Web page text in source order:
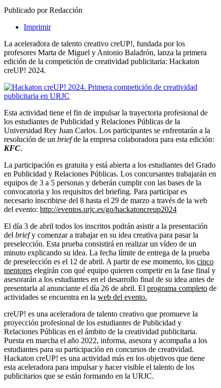
Publicado por Redacción
Imprimir
La aceleradora de talento creativo creUP!, fundada por los
profesores Marta de Miguel y Antonio Baladrón, lanza la primera
edición de la competición de creatividad publicitaria: Hackaton
creUP! 2024.
Esta actividad tiene el fin de impulsar la trayectoria profesional de
los estudiantes de Publicidad y Relaciones Públicas de la
Universidad Rey Juan Carlos. Los participantes se enfrentarán a la
resolución de un briefde la empresa colaboradora para esta edición:
KFC.
La participación es gratuita y está abierta a los estudiantes del Grado
en Publicidad y Relaciones Públicas. Los concursantes trabajarán en
equipos de 3 a 5 personas y deberán cumplir con las bases de la
convocatoria y los requisitos del briefing. Para participar es
necesario inscribirse del 8 hasta el 29 de marzo a través de la web
del evento: http://eventos.urjc.es/go/hackatoncreup2024
El día 3 de abril todos los inscritos podrán asistir a la presentación
del briefy comenzar a trabajar en su idea creativa para pasar la
preselección. Esta prueba consistirá en realizar un vídeo de un
minuto explicando su idea. La fecha límite de entrega de la prueba
de preselección es el 12 de abril. A partir de ese momento, los cinco
mentores elegirán con qué equipo quieren competir en la fase final y
asesorarán a los estudiantes en el desarrollo final de su idea antes de
presentarla al anunciante el día 26 de abril. El programa completo de
actividades se encuentra en la web del evento.
creUP! es una aceleradora de talento creativo que promueve la
proyección profesional de los estudiantes de Publicidad y
Relaciones Públicas en el ámbito de la creatividad publicitaria.
Puesta en marcha el año 2022, informa, asesora y acompaña a los
estudiantes para su participación en concursos de creatividad.
Hackaton creUP! es una actividad más en los objetivos que tiene
esta aceleradora para impulsar y hacer visible el talento de los
publicitarios que se están formando en la URJC.